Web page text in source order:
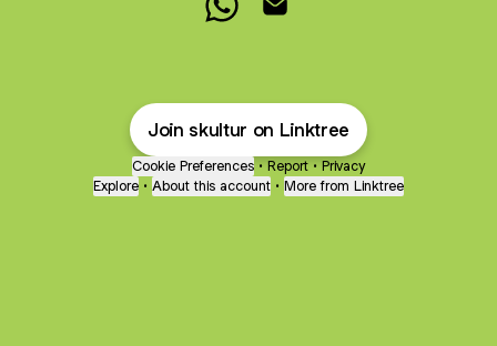
Join skultur on Linktree
Cookie Preferences • Report • Privacy
Explore • About this account • More from Linktree